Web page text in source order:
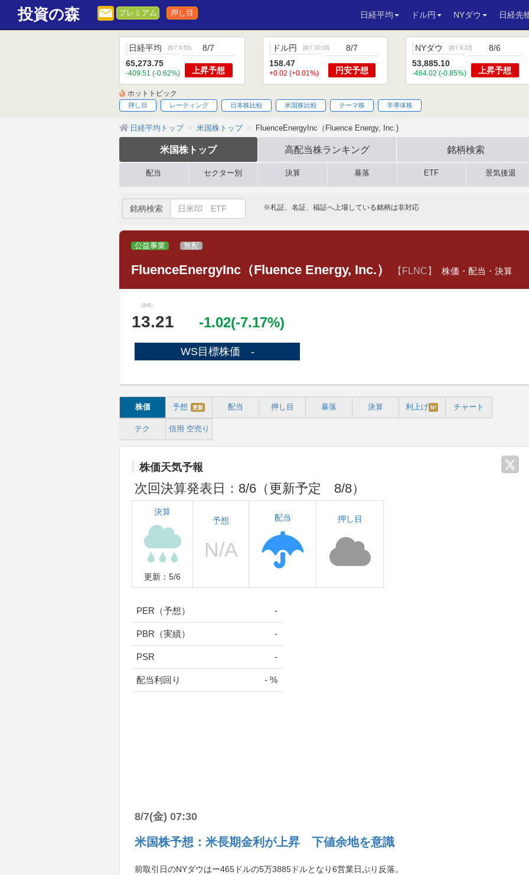
投資の森 プレミアム 押し目 日経平均 ドル円 NYダウ 日経先
日経平均 (8/7 9:55)
65,273.75
-409.51 (-0.62%)
8/7
上昇予想
ドル円 (8/7 10:10)
158.47
+0.02 (+0.01%)
8/7
円安予想
NYダウ (8/7 6:23)
53,885.10
-464.02 (-0.85%)
8/6
上昇予想
ホットトピック
押し目 レーティング 日本株比較 米国株比較 テーマ株 半導体株
日経平均トップ 米国株トップ FluenceEnergyInc（Fluence Energy, Inc.)
米国株 トップ 高配当株ランキング 銘柄検索
配当 セクター別 決算 暴落 ETF 景気後退
銘柄検索 ※札証、名証、福証へ上場している銘柄は非対応
公益事業 無配
FluenceEnergyInc（Fluence Energy, Inc.） 【FLNC】 株価・配当・決算
（8/6）
13.21 -1.02(-7.17%)
WS目標株価 -
株価 予想 更新 配当 押し目 暴落 決算 利上げ N! チャート
テク 信用 空売り
株価天気予報
次回決算発表日：8/6（更新予定 8/8）
決算
更新：5/6
予想 配当 押し目
PER（予想） -
PBR（実績） -
PSR -
配当利回り - %
8/7(金) 07:30
米国株予想：米長期金利が上昇 下値余地を意識
前取引日のNYダウはー465ドルの5万3885ドルとなり6営業日ぶり反落。